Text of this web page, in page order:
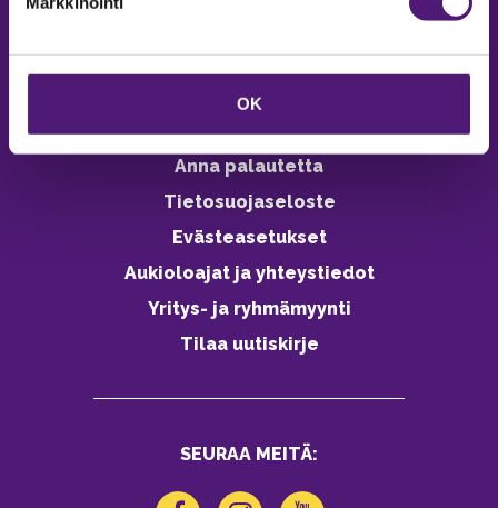
OK
Vastuullisuus
Ympäristöohjelma
Avoimet työpaikat
Anna palautetta
Tietosuojaseloste
Evästeasetukset
Aukioloajat ja yhteystiedot
Yritys- ja ryhmämyynti
Tilaa uutiskirje
SEURAA MEITÄ: